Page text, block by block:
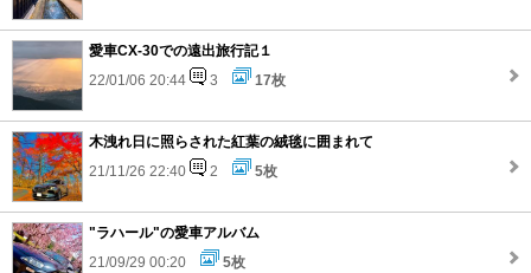
愛車CX-30での遠出旅行記１
22/01/06 20:44
3 17枚
木洩れ日に照らされた紅葉の絨毯に囲まれて
21/11/26 22:40
2 5枚
"ラハール"の愛車アルバム
21/09/29 00:20
5枚